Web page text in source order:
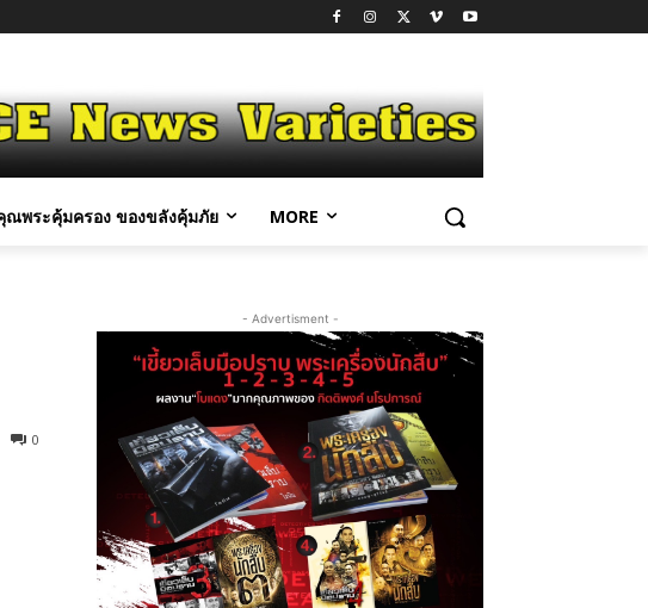
ณพระคุ้มครอง ของขลังคุ้มภัย MORE
0
- Advertisment -